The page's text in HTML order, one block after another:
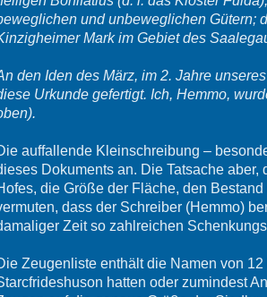
und unbeweglichen Gütern;
Mark im Gebiet des
den Iden des März, im 2. Jahre
Urkunde gefertigt. Ich, Hemmo,
auffallende Kleinschreibung –
Dokuments an. Die Tatsache
die Größe der Fläche, den
dass der Schreiber (Hemmo)
Zeit so zahlreichen
Zeugenliste enthält die Namen von
hatten oder zumindest